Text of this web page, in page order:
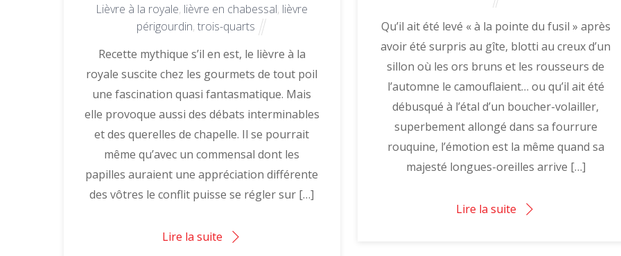
Lièvre à la royale, lièvre en chabessal, lièvre
périgourdin, trois-quarts
Recette mythique s’il en est, le lièvre à la
royale suscite chez les gourmets de tout poil
une fascination quasi fantasmatique. Mais
elle provoque aussi des débats interminables
et des querelles de chapelle. Il se pourrait
même qu’avec un commensal dont les
papilles auraient une appréciation différente
des vôtres le conflit puisse se régler sur […]
Lire la suite
Qu’il ait été levé « à la pointe du fusil » après
avoir été surpris au gîte, blotti au creux d’un
sillon où les ors bruns et les rousseurs de
l’automne le camouflaient… ou qu’il ait été
débusqué à l’étal d’un boucher-volailler,
superbement allongé dans sa fourrure
rouquine, l’émotion est la même quand sa
majesté longues-oreilles arrive […]
Lire la suite